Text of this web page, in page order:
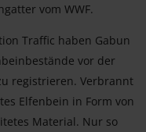
vom WWF.
Traffic haben Gabun
vor der
registrieren. Verbrannt
Elfenbein in Form von
Material. Nur so